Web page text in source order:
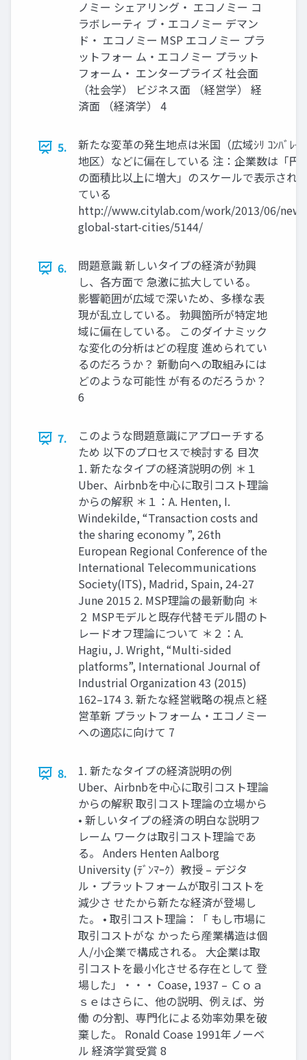
ノミー シェアリング・ エコノミー コ
ラボレーティ ブ・エコノミー デマン
ド・ エコノミー MSP エコノミー プラ
ットフォー ム・エコノミー プラット
フォーム・ エンタープライズ 社会面
（社会学） ビジネス面 （経営学） 経
済面 （経済学） 4
5.
新たな変革の発生地点は米国（広域ｼﾘ ｺﾝﾊﾞﾚｰ
地区）などに偏在している 注：企業数は「円
の面積比以上に増大」のスケールで表示され
ている
http://www.citylab.com/work/2013/06/new-
global-start-cities/5144/
6.
問題意識 新しいタイプの経済が勃興
し、各方面で 急激に拡大している。
影響範囲が広域で深いため、多様な表
現が乱立している。 勃興箇所が特定地
域に偏在している。 このダイナミック
な変化の分析はどの程度 進められてい
るのだろうか？ 新動向への取組みには
どのような可能性 が有るのだろうか？
6
7.
このような問題意識にアプローチする
ため 以下のプロセスで検討する 目次
1. 新たなタイプの経済説明の例 ＊１
Uber、Airbnbを中心に取引コスト理論
からの解釈 ＊１：A. Henten, I.
Windekilde, “Transaction costs and
the sharing economy ”, 26th
European Regional Conference of the
International Telecommunications
Society(ITS), Madrid, Spain, 24-27
June 2015 2. MSP理論の最新動向 ＊
２ MSPモデルと既存代替モデル間のト
レードオフ理論について ＊２：A.
Hagiu, J. Wright, “Multi-sided
platforms”, International Journal of
Industrial Organization 43 (2015)
162–174 3. 新たな経営戦略の視点と経
営革新 プラットフォーム・エコノミー
への適応に向けて 7
8.
1. 新たなタイプの経済説明の例
Uber、Airbnbを中心に取引コスト理論
からの解釈 取引コスト理論の立場から
• 新しいタイプの経済の明白な説明フ
レーム ワークは取引コスト理論であ
る。 Anders Henten Aalborg
University (ﾃﾞﾝﾏｰｸ）教授 – デジタ
ル・プラットフォームが取引コストを
減少さ せたから新たな経済が登場し
た。 • 取引コスト理論：「 もし市場に
取引コストがな かったら産業構造は個
人/小企業で構成される。 大企業は取
引コストを最小化させる存在として 登
場した」・・・ Coase, 1937 – Ｃｏａ
ｓｅはさらに、他の説明、例えば、労
働 の分割、専門化による効率効果を破
棄した。 Ronald Coase 1991年ノーベ
ル 経済学賞受賞 8